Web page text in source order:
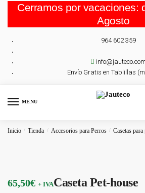
navigation
content
Cerramos por vacaciones:
Agosto
964 602 359
info@jauteco.com
Envío Gratis en Tablillas
MENU
Inicio / Tienda / Accesorios para Perros / Casetas
Caseta Pet-house
65,50€ + IVA